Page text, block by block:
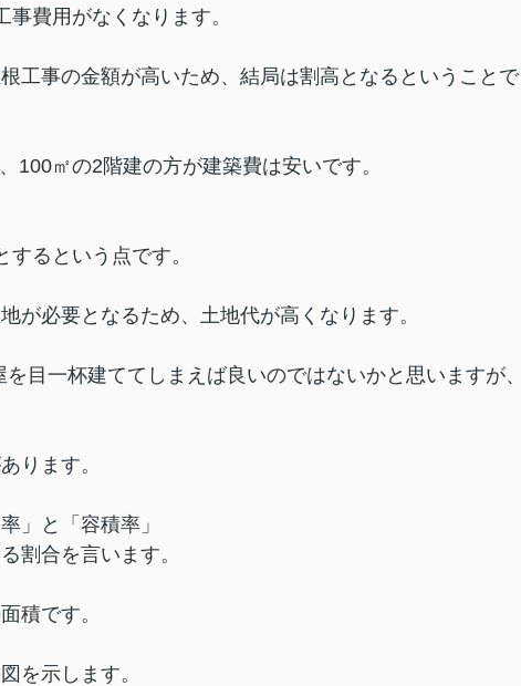
費用がなくなります。
工事の金額が高いため、結局は割高となるということで
100㎡の2階建の方が建築費は安いです。
るという点です。
が必要となるため、土地代が高くなります。
目一杯建ててしまえば良いのではないかと思いますが
ります。
」と「容積率」
割合を言います。
積です。
を示します。